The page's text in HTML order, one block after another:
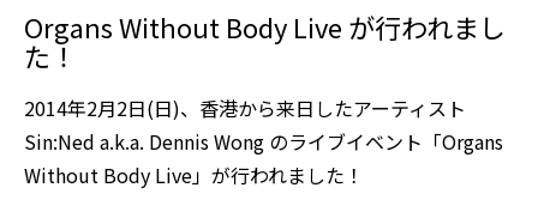
Organs Without Body Live が行われまし
た！
2014年2月2日(日)、香港から来日したアーティスト
Sin:Ned a.k.a. Dennis Wong のライブイベント「Organs
Without Body Live」が行われました！